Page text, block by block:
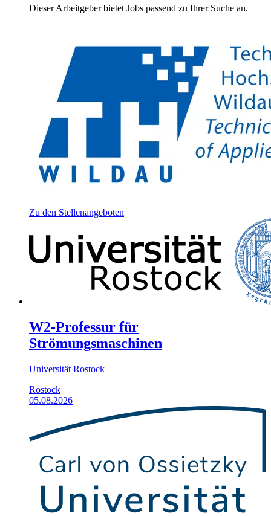
Dieser Arbeitgeber bietet Jobs passend zu Ihrer Suche an.
Zu den Stellenangeboten
W2-Professur für
Strömungsmaschinen
Universität Rostock
Rostock
05.08.2026